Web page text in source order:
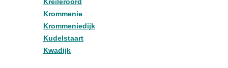
Kreileroord
Krommenie
Krommeniedijk
Kudelstaart
Kwadijk